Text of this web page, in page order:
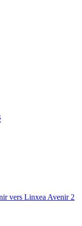
vers Linxea Avenir 2